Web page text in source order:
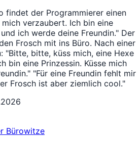
findet der Programmierer einen
verzaubert. Ich bin eine
ich werde deine Freundin." Der
Frosch mit ins Büro. Nach einer
"Bitte, bitte, küss mich, eine Hexe
bin eine Prinzessin. Küsse mich
"Für eine Freundin fehlt mir
Frosch ist aber ziemlich cool."
Bürowitze